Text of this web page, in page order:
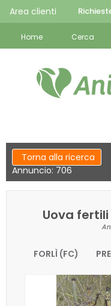
Area clienti
Home Cerca
Torna alla ricerca
Annuncio: 706
Uova
FORLÌ (FC)